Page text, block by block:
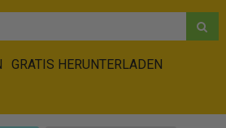
GRATIS HERUNTERLADEN